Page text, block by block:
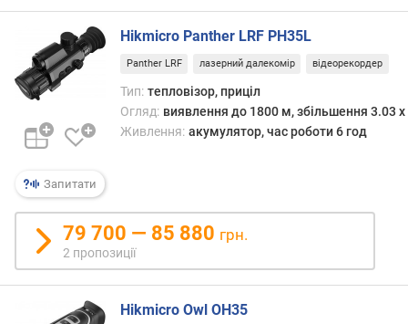
р
н
а
в
д
с
а
н
1
Запитати
Hikmicro Panther LRF PH35L
Panther LRF лазерний далекомір відеорекордер
Тип: тепловізор, приціл
Огляд: виявлення до 1800 м, збільшення 3.03 x
Живлення: акумулятор, час роботи 6 год
79 700 — 85 880 грн.
2 пропозиції
Hikmicro Owl OH35